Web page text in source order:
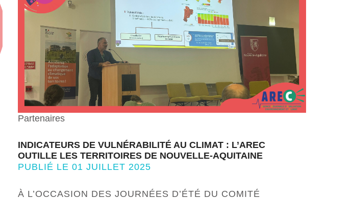
Partenaires
INDICATEURS DE VULNÉRABILITÉ AU CLIMAT : L’AREC
OUTILLE LES TERRITOIRES DE NOUVELLE-AQUITAINE
PUBLIÉ LE 01 JUILLET 2025
À L’OCCASION DES JOURNÉES D’ÉTÉ DU COMITÉ